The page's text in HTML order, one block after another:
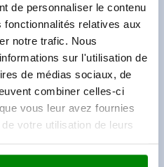
de personnaliser le contenu
relatives aux
notre trafic. Nous
sur l'utilisation de
de médias sociaux, de
combiner celles-ci
vous leur avez fournies
votre utilisation de leurs
fréquentes
offre !
Les